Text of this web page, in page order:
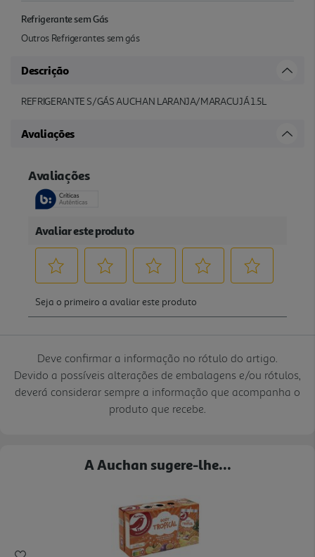
Refrigerante sem Gás
Outros Refrigerantes sem gás
Descrição
REFRIGERANTE S/GÁS AUCHAN LARANJA/MARACUJÁ 1.5L
Avaliações
Deve confirmar a informação no rótulo do artigo.
Devido a possíveis alterações de embalagens e/ou rótulos,
deverá considerar sempre a informação que acompanha o
produto que recebe.
A Auchan sugere-lhe...